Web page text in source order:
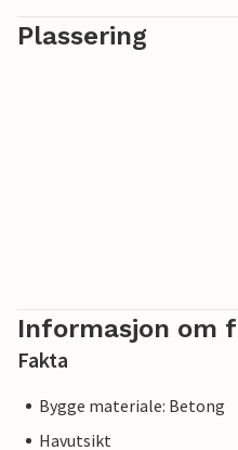
Plassering
Informasjon om
Fakta
Bygge materiale: Betong
Havutsikt